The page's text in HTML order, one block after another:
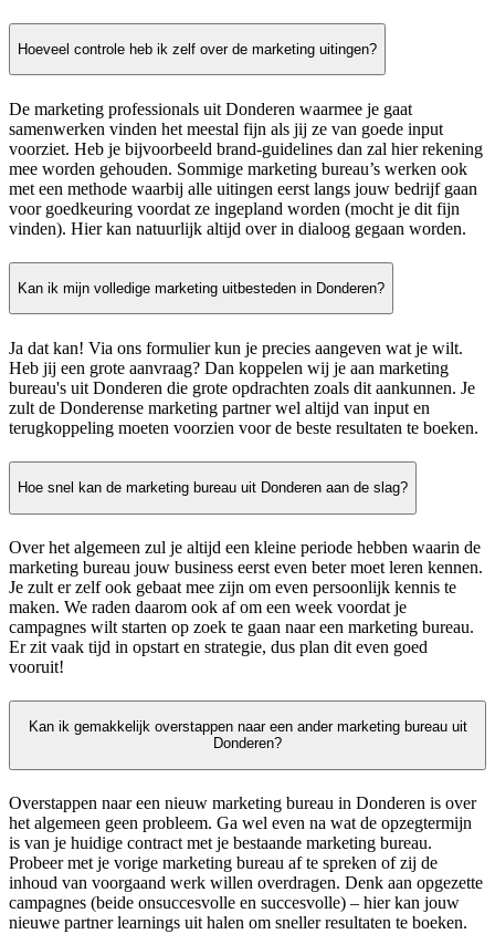
Hoeveel controle heb ik zelf over de marketing uitingen?
De marketing professionals uit Donderen waarmee je gaat
samenwerken vinden het meestal fijn als jij ze van goede input
voorziet. Heb je bijvoorbeeld brand-guidelines dan zal hier rekening
mee worden gehouden. Sommige marketing bureau’s werken ook
met een methode waarbij alle uitingen eerst langs jouw bedrijf gaan
voor goedkeuring voordat ze ingepland worden (mocht je dit fijn
vinden). Hier kan natuurlijk altijd over in dialoog gegaan worden.
Kan ik mijn volledige marketing uitbesteden in Donderen?
Ja dat kan! Via ons formulier kun je precies aangeven wat je wilt.
Heb jij een grote aanvraag? Dan koppelen wij je aan marketing
bureau's uit Donderen die grote opdrachten zoals dit aankunnen. Je
zult de Donderense marketing partner wel altijd van input en
terugkoppeling moeten voorzien voor de beste resultaten te boeken.
Hoe snel kan de marketing bureau uit Donderen aan de slag?
Over het algemeen zul je altijd een kleine periode hebben waarin de
marketing bureau jouw business eerst even beter moet leren kennen.
Je zult er zelf ook gebaat mee zijn om even persoonlijk kennis te
maken. We raden daarom ook af om een week voordat je
campagnes wilt starten op zoek te gaan naar een marketing bureau.
Er zit vaak tijd in opstart en strategie, dus plan dit even goed
vooruit!
Kan ik gemakkelijk overstappen naar een ander marketing bureau uit
Donderen?
Overstappen naar een nieuw marketing bureau in Donderen is over
het algemeen geen probleem. Ga wel even na wat de opzegtermijn
is van je huidige contract met je bestaande marketing bureau.
Probeer met je vorige marketing bureau af te spreken of zij de
inhoud van voorgaand werk willen overdragen. Denk aan opgezette
campagnes (beide onsuccesvolle en succesvolle) – hier kan jouw
nieuwe partner learnings uit halen om sneller resultaten te boeken.